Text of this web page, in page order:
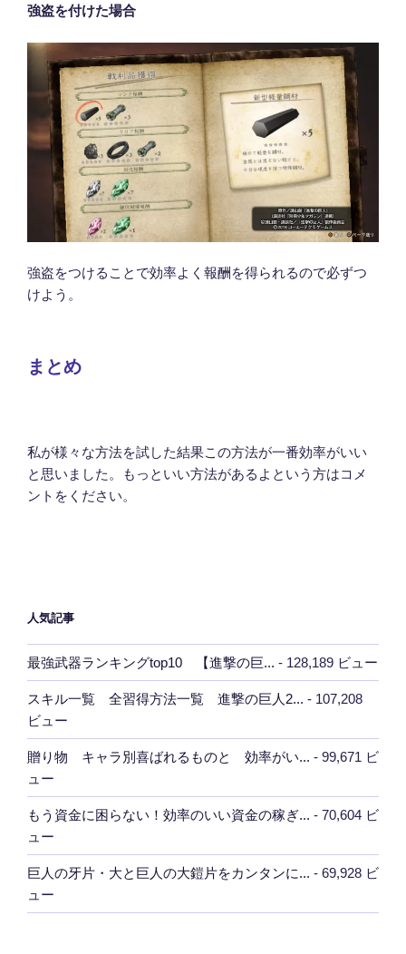
強盗を付けた場合
強盗をつけることで効率よく報酬を得られるので必ずつ
けよう。
まとめ
私が様々な方法を試した結果この方法が一番効率がいい
と思いました。もっといい方法があるよという方はコメ
ントをください。
人気記事
最強武器ランキングtop10 【進撃の巨... - 128,189 ビュー
スキル一覧 全習得方法一覧 進撃の巨人2... - 107,208
ビュー
贈り物 キャラ別喜ばれるものと 効率がい... - 99,671 ビ
ュー
もう資金に困らない！効率のいい資金の稼ぎ... - 70,604 ビ
ュー
巨人の牙片・大と巨人の大鎧片をカンタンに... - 69,928 ビ
ュー